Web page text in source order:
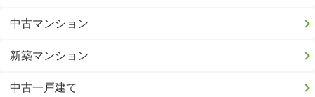
中古マンション
新築マンション
中古一戸建て